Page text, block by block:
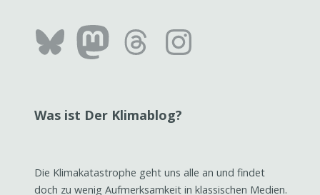
Bluesky
Mastodon
Threads
Was ist Der Klimablog?
Die Klimakatastrophe geht uns alle an und findet
doch zu wenig Aufmerksamkeit in klassischen Medien.